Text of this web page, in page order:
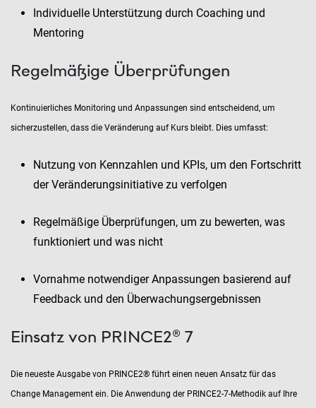
Individuelle Unterstützung durch Coaching und
Mentoring
Regelmäßige Überprüfungen
Kontinuierliches Monitoring und Anpassungen sind entscheidend, um
sicherzustellen, dass die Veränderung auf Kurs bleibt. Dies umfasst:
Nutzung von Kennzahlen und KPIs, um den Fortschritt
der Veränderungsinitiative zu verfolgen
Regelmäßige Überprüfungen, um zu bewerten, was
funktioniert und was nicht
Vornahme notwendiger Anpassungen basierend auf
Feedback und den Überwachungsergebnissen
Einsatz von PRINCE2® 7
Die neueste Ausgabe von PRINCE2® führt einen neuen Ansatz für das
Change Management ein. Die Anwendung der PRINCE2-7-Methodik auf Ihre